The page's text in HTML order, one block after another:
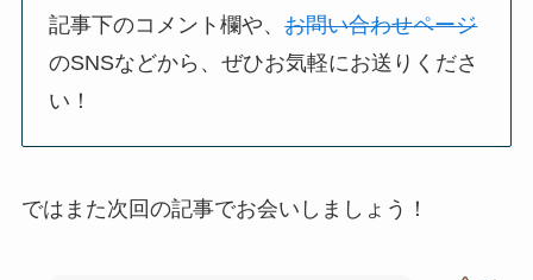
記事下のコメント欄や、お問い合わせページ
のSNSなどから、ぜひお気軽にお送りくださ
い！
ではまた次回の記事でお会いしましょう！